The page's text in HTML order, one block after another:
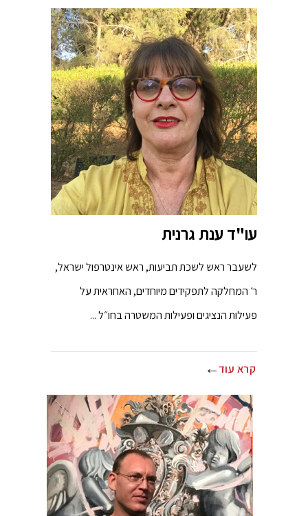
עו"ד ענת גרנית
לשעבר ראש לשכת תביעות, ראש אינטרפול ישראל,
ר׳ המחלקה לתפקידים מיוחדים, האחראית על
פעילות הנציגים ופעילות המשטרה בחו״ל ...
קרא עוד